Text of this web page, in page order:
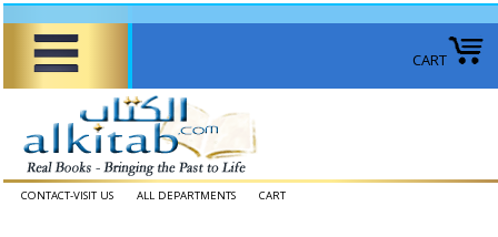
CART
CONTACT-VISIT US ALL DEPARTMENTS CART